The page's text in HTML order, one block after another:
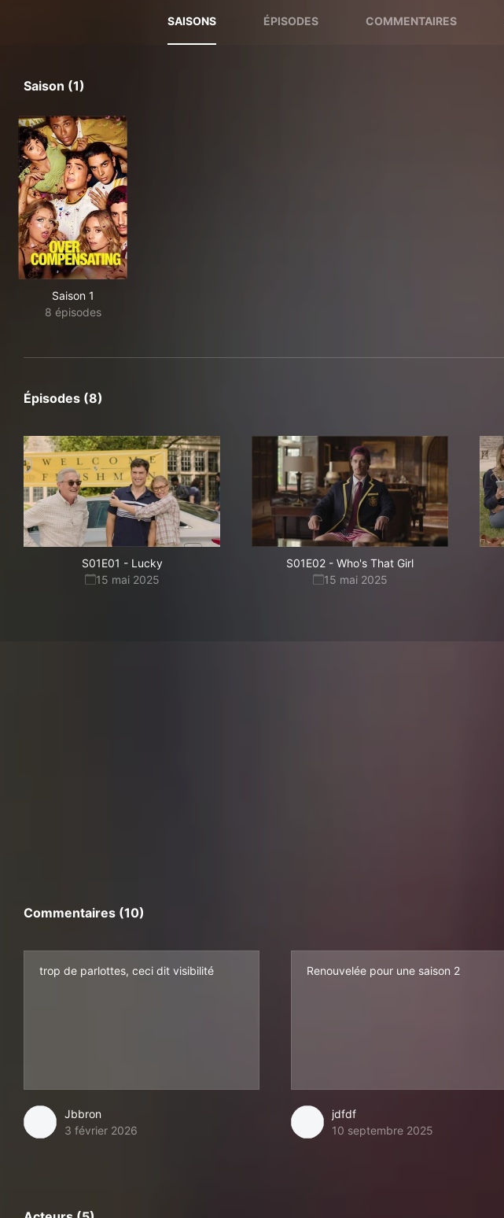
SAISONS ÉPISODES COMMENTAIRES
Saison (1)
Saison 1
8 épisodes
Épisodes (8)
S01E01 - Lucky
15 mai 2025
S01E02 - Who's That Girl
15 mai 2025
Commentaires (10)
trop de parlottes, ceci dit visibilité
Jbbron
3 février 2026
Renouvelée pour une saison 2
jdfdf
10 septembre 2025